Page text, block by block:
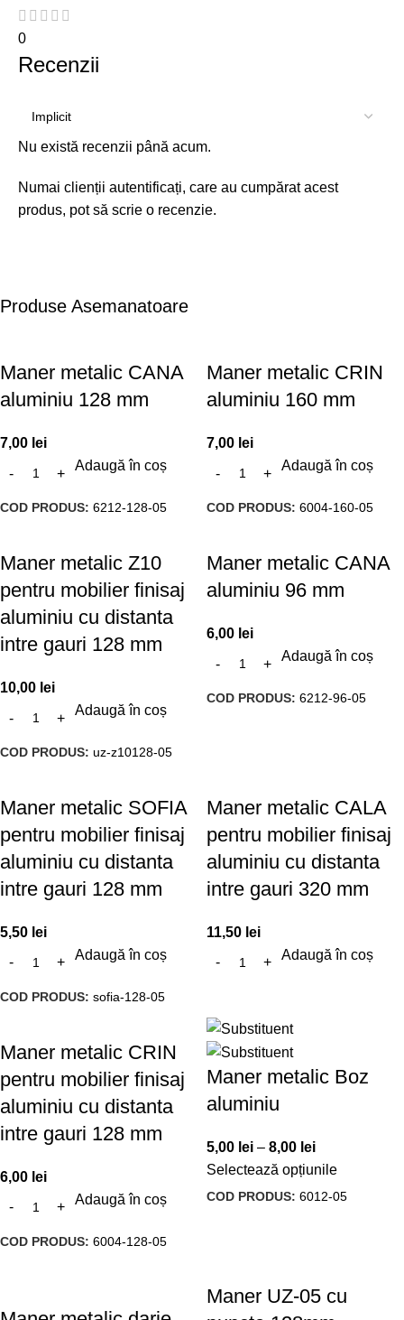
0
Recenzii
Nu există recenzii până acum.
Numai clienții autentificați, care au cumpărat acest
produs, pot să scrie o recenzie.
Produse Asemanatoare
Maner metalic CANA
aluminiu 128 mm
7,00 lei
Adaugă în coș
COD PRODUS: 6212-128-05
Maner metalic CRIN
aluminiu 160 mm
7,00 lei
Adaugă în coș
COD PRODUS: 6004-160-05
Maner metalic Z10
pentru mobilier finisaj
aluminiu cu distanta
intre gauri 128 mm
10,00 lei
Adaugă în coș
COD PRODUS: uz-z10128-05
Maner metalic CANA
aluminiu 96 mm
6,00 lei
Adaugă în coș
COD PRODUS: 6212-96-05
Maner metalic SOFIA
pentru mobilier finisaj
aluminiu cu distanta
intre gauri 128 mm
5,50 lei
Adaugă în coș
COD PRODUS: sofia-128-05
Maner metalic CALA
pentru mobilier finisaj
aluminiu cu distanta
intre gauri 320 mm
11,50 lei
Adaugă în coș
Maner metalic CRIN
pentru mobilier finisaj
aluminiu cu distanta
intre gauri 128 mm
6,00 lei
Adaugă în coș
COD PRODUS: 6004-128-05
Maner metalic Boz
aluminiu
5,00 lei – 8,00 lei
Selectează opțiunile
COD PRODUS: 6012-05
Maner UZ-05 cu